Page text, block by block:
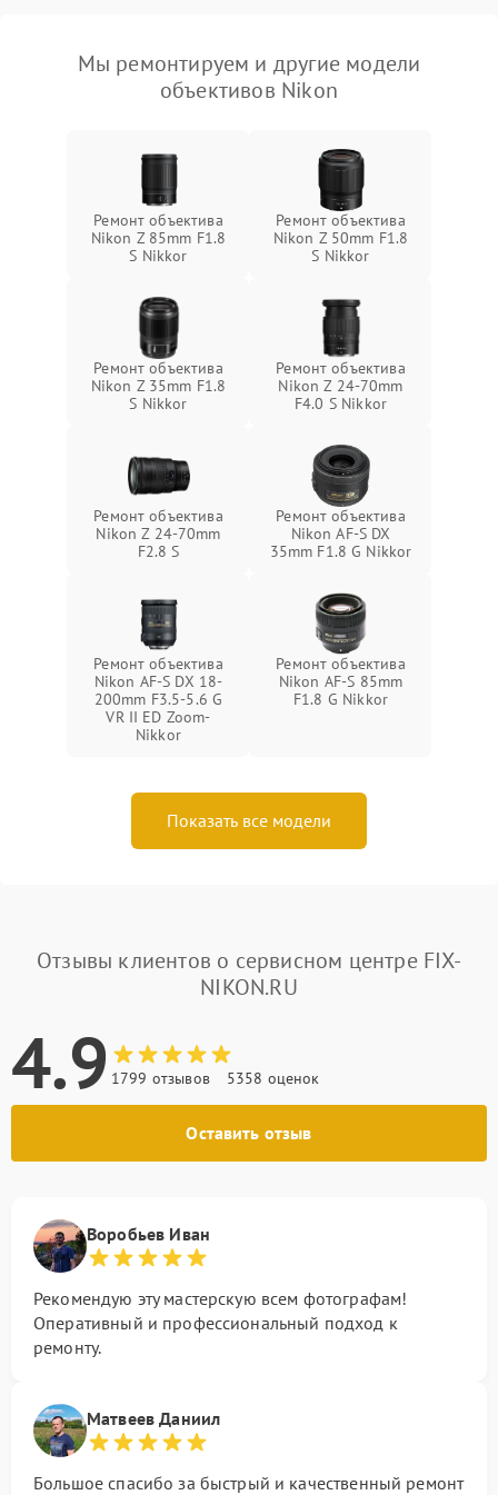
Мы ремонтируем и другие модели
объективов Nikon
Ремонт объектива
Nikon Z 85mm F1.8
S Nikkor
Ремонт объектива
Nikon Z 50mm F1.8
S Nikkor
Ремонт объектива
Nikon Z 35mm F1.8
S Nikkor
Ремонт объектива
Nikon Z 24-70mm
F4.0 S Nikkor
Ремонт объектива
Nikon Z 24-70mm
F2.8 S
Ремонт объектива
Nikon AF-S DX
35mm F1.8 G Nikkor
Ремонт объектива
Nikon AF-S DX 18-
200mm F3.5-5.6 G
VR II ED Zoom-
Nikkor
Ремонт объектива
Nikon AF-S 85mm
F1.8 G Nikkor
Показать все модели
Отзывы клиентов о сервисном центре FIX-
NIKON.RU
4.9 1799 отзывов 5358 оценок
Оставить отзыв
Воробьев Иван
Рекомендую эту мастерскую всем фотографам!
Оперативный и профессиональный подход к
ремонту.
Матвеев Даниил
Большое спасибо за быстрый и качественный ремонт